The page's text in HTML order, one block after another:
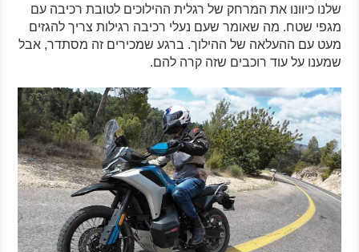
שלנו כיוונו את המרחק של רגלית ההילוכים לטובת רכיבה עם
מגפי שטח. מה שאומר שעם נעלי רכיבה רגילות צריך להגזים
מעט עם ההעלאה של ההילוך. ברגע שמכירים זה מסתדר, אבל
שמענו על עוד רוכבים שזה קרה להם.